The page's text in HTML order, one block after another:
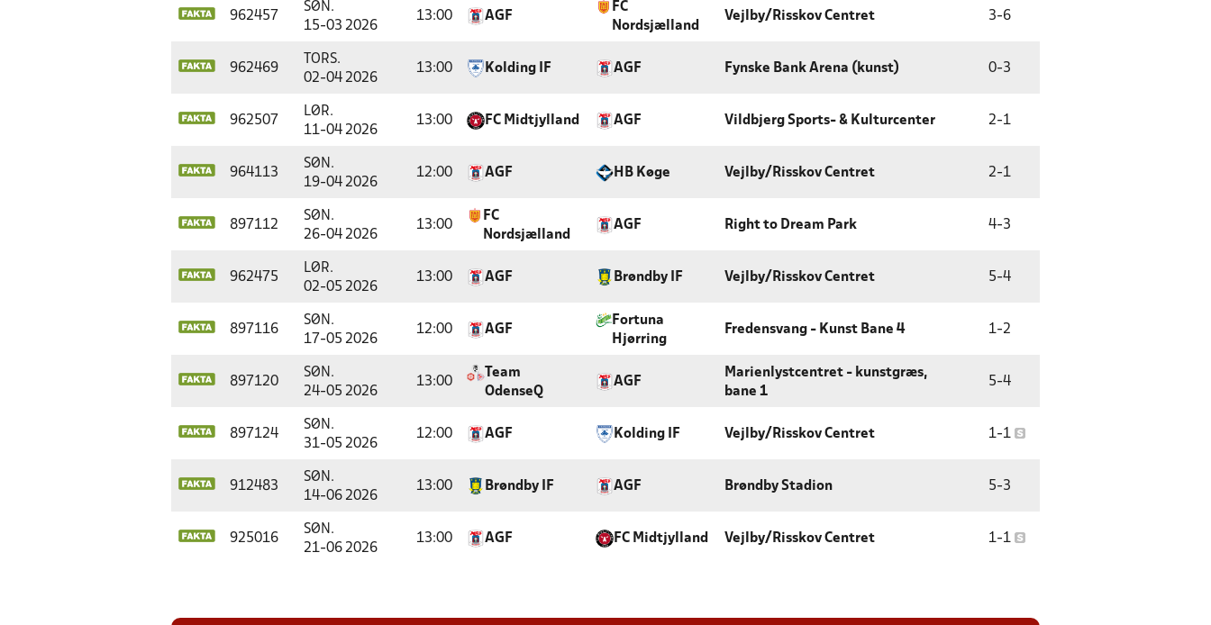
962457
SØN.
15-03 2026
13:00 AGF
FC
Nordsjælland
Vejlby/Risskov Centret 3-6
962469
TORS.
02-04 2026
13:00 Kolding IF AGF Fynske Bank Arena (kunst) 0-3
962507
LØR.
11-04 2026
13:00 FC Midtjylland AGF Vildbjerg Sports- & Kulturcenter 2-1
964113
SØN.
19-04 2026
12:00 AGF HB Køge Vejlby/Risskov Centret 2-1
897112
SØN.
26-04 2026
13:00
FC
Nordsjælland
AGF Right to Dream Park 4-3
962475
LØR.
02-05 2026
13:00 AGF Brøndby IF Vejlby/Risskov Centret 5-4
897116
SØN.
17-05 2026
12:00 AGF
Fortuna
Hjørring
Fredensvang - Kunst Bane 4 1-2
897120
SØN.
24-05 2026
13:00
Team
OdenseQ
AGF
Marienlystcentret - kunstgræs,
bane 1
5-4
897124
SØN.
31-05 2026
12:00 AGF Kolding IF Vejlby/Risskov Centret 1-1
912483
SØN.
14-06 2026
13:00 Brøndby IF AGF Brøndby Stadion 5-3
925016
SØN.
21-06 2026
13:00 AGF FC Midtjylland Vejlby/Risskov Centret 1-1